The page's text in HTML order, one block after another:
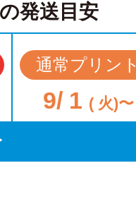
発送目安
通常プリント
9/ 1 ( 火)〜